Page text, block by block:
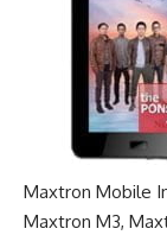
Maxtron Mobile
Maxtron M3,